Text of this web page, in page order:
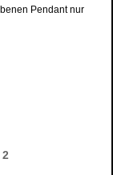
Pendant nur